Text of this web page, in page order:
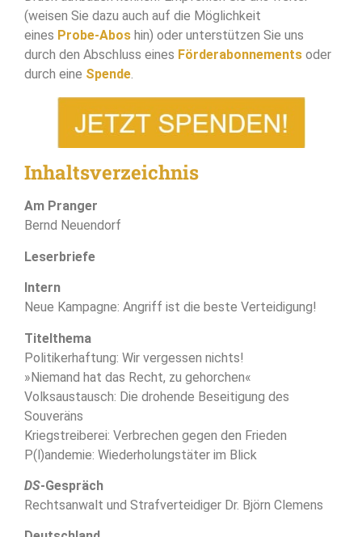
(weisen Sie dazu auch auf die Möglichkeit
eines Probe-Abos hin) oder unterstützen Sie uns
durch den Abschluss eines Förderabonnements oder
durch eine Spende
Inhaltsverzeichnis
Am Pranger
Bernd Neuendorf
Leserbriefe
Intern
Neue Kampagne: Angriff ist die beste Verteidigung!
Titelthema
Politikerhaftung: Wir vergessen nichts!
»Niemand hat das Recht, zu gehorchen«
Volksaustausch: Die drohende Beseitigung des
Souveräns
Kriegstreiberei: Verbrechen gegen den Frieden
P(l)andemie: Wiederholungstäter im Blick
DS-Gespräch
Rechtsanwalt und Strafverteidiger Dr. Björn Clemens